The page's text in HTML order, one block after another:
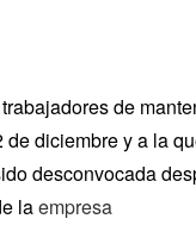
de
diciembre y a la
desconvocada
laempresa